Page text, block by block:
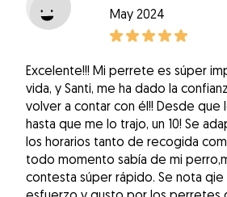
May 2024
Excelente!!! Mi perrete es súper
vida, y Santi, me ha dado la
volver a contar con él!! Desde que
hasta que me lo trajo, un 10! Se
los horarios tanto de recogida
todo momento sabía de mi
contesta súper rápido. Se nota